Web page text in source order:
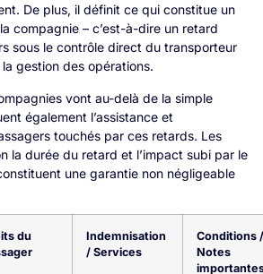
De plus, il définit ce qui constitue un
compagnie – c’est-à-dire un retard
sous le contrôle direct du transporteur
gestion des opérations.
vont au-delà de la simple
également l’assistance et
touchés par ces retards. Les
la durée du retard et l’impact subi par le
une garantie non négligeable
du
Indemnisation
/ Services
Conditions /
Notes